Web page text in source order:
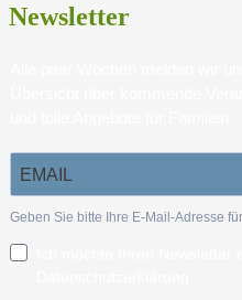
Newsletter
Geben Sie bitte Ihre E-Mail-Adresse